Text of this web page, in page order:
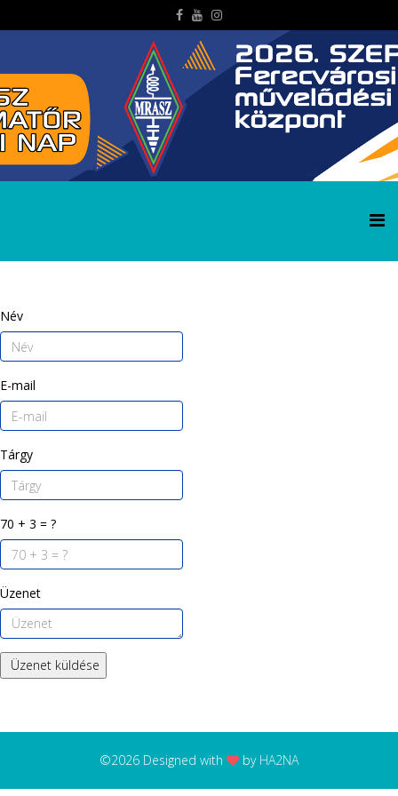
Név
E-mail
Tárgy
70 + 3 = ?
Üzenet
Üzenet küldése
©2026 Designed with by HA2NA